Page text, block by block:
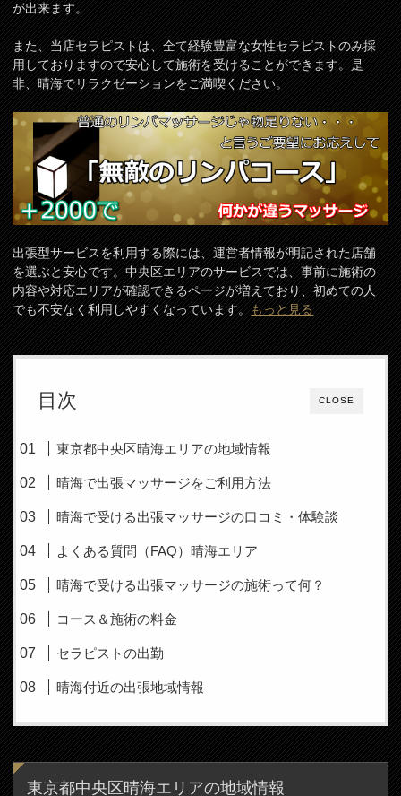
が出来ます。
また、当店セラピストは、全て経験豊富な女性セラピストのみ採
用しておりますので安心して施術を受けることができます。是
非、晴海でリラクゼーションをご満喫ください。
出張型サービスを利用する際には、運営者情報が明記された店舗
を選ぶと安心です。中央区エリアのサービスでは、事前に施術の
内容や対応エリアが確認できるページが増えており、初めての人
でも不安なく利用しやすくなっています。もっと見る
CLOSE
目次
東京都中央区晴海エリアの地域情報
晴海で出張マッサージをご利用方法
晴海で受ける出張マッサージの口コミ・体験談
よくある質問（FAQ）晴海エリア
晴海で受ける出張マッサージの施術って何？
コース＆施術の料金
セラピストの出勤
晴海付近の出張地域情報
東京都中央区晴海エリアの地域情報